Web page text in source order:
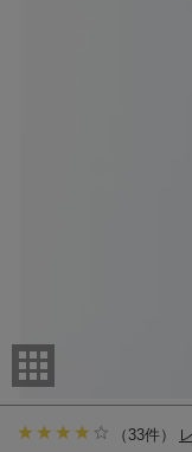
（ 33件）